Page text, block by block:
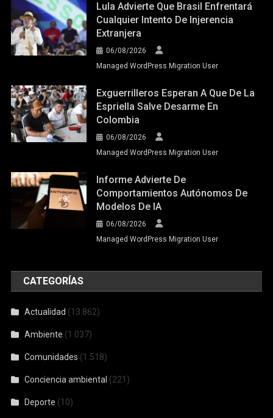
Lula Advierte Que Brasil Enfrentará
Cualquier Intento De Injerencia
Extranjera
06/08/2026
Managed WordPress Migration User
Exguerrilleros Esperan A Que De La
Espriella Salve Desarme En
Colombia
06/08/2026
Managed WordPress Migration User
Informe Advierte De
Comportamientos Autónomos De
Modelos De IA
06/08/2026
Managed WordPress Migration User
CATEGORÍAS
Actualidad (13.862)
Ambiente (1.037)
Comunidades (1.518)
Conciencia ambiental (221)
Deporte (10)